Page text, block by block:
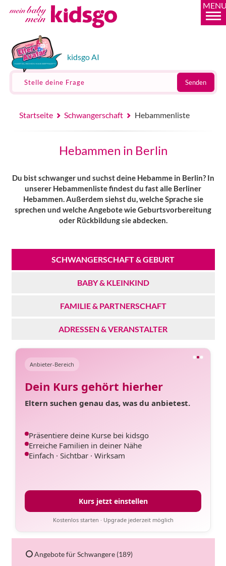
kidsgo AI
Stelle deine Frage Senden
Startseite Schwangerschaft Hebammenliste
Hebammen in Berlin
Du bist schwanger und suchst deine Hebamme in Berlin? In
unserer Hebammenliste findest du fast alle Berliner
Hebammen. Außerdem siehst du, welche Sprache sie
sprechen und welche Angebote wie Geburtsvorbereitung
oder Rückbildung sie abdecken.
SCHWANGERSCHAFT & GEBURT
BABY & KLEINKIND
FAMILIE & PARTNERSCHAFT
ADRESSEN & VERANSTALTER
Anbieter-Bereich
Dein Kurs gehört hierher
Eltern suchen genau das, was du anbietest.
Präsentiere deine Kurse bei kidsgo
Erreiche Familien in deiner Nähe
Einfach · Sichtbar · Wirksam
Kurs jetzt einstellen
Kostenlos starten · Upgrade jederzeit möglich
Angebote für Schwangere (189)